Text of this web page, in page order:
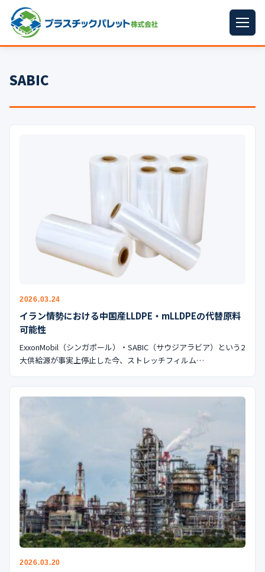
パレットサイズ
プラパレット ▼
梱包資材
イラン情勢まとめ
会社案内
🇺🇸🇰🇷🇹🇼🇻🇳
SABIC
2026.03.24
イラン情勢における中国産LLDPE・mLLDPEの代替原料
可能性
ExxonMobil（シンガポール）・SABIC（サウジアラビア）という2
大供給源が事実上停止した今、ストレッチフィルム…
2026.03.20